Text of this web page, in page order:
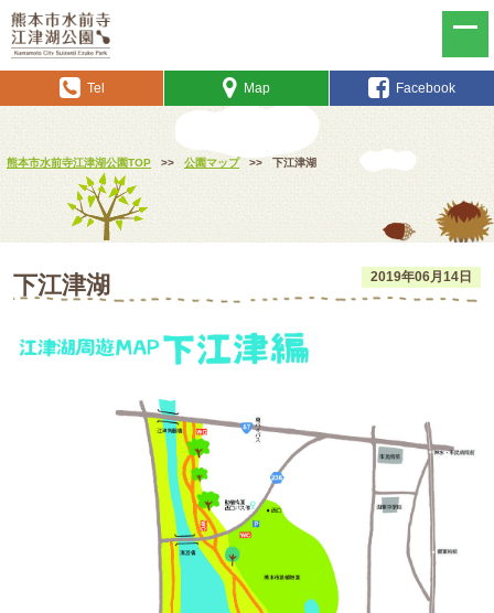
Tel Map Facebook
熊本市水前寺江津湖公園TOP >> 公園マップ >> 下江津湖
2019年06月14日
下江津湖